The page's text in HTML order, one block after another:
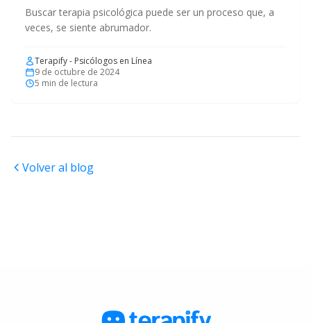
Buscar terapia psicológica puede ser un proceso que, a
veces, se siente abrumador.
Terapify - Psicólogos en Línea
9 de octubre de 2024
5 min de lectura
Volver al blog